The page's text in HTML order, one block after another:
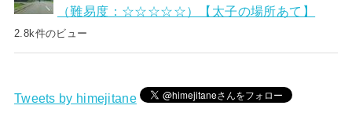
（難易度：☆☆☆☆☆）【太子の場所あて】
2.8k件のビュー
Tweets by himejitane